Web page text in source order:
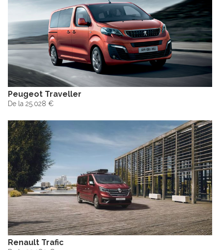
Peugeot Traveller
De la 25.028 €
Renault Trafic